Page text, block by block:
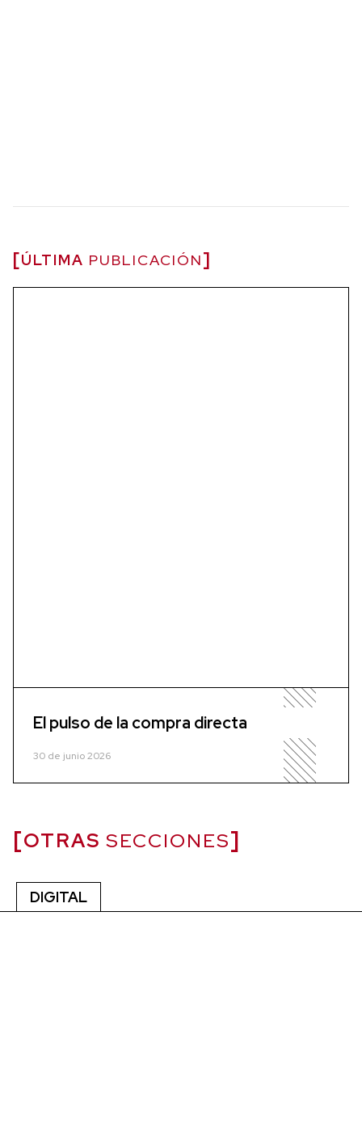
ÚLTIMA PUBLICACIÓN
El pulso de la compra directa
30 de junio 2026
OTRAS SECCIONES
DIGITAL